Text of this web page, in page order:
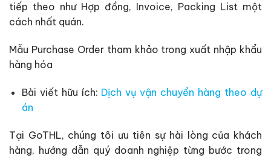
tiếp theo như Hợp đồng, Invoice, Packing List một
cách nhất quán.
Mẫu Purchase Order tham khảo trong xuất nhập khẩu
hàng hóa
Bài viết hữu ích: Dịch vụ vận chuyển hàng theo dự
án
Tại GoTHL, chúng tôi ưu tiên sự hài lòng của khách
hàng, hướng dẫn quý doanh nghiệp từng bước trong